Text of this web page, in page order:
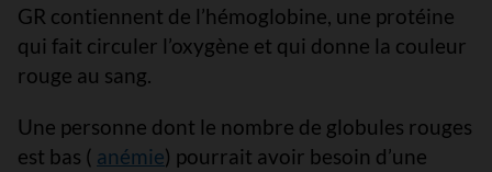
GR contiennent de l’hémoglobine, une protéine
qui fait circuler l’oxygène et qui donne la couleur
rouge au sang.
Une personne dont le nombre de globules rouges
est bas ( anémie) pourrait avoir besoin d’une